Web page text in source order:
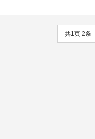
共1页 2条